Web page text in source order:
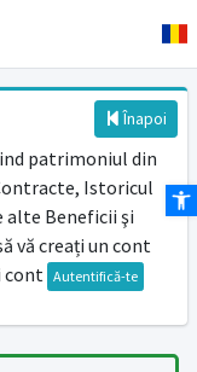
Înapoi
patrimoniul din
Istoricul
Beneficii şi
vă creați un cont
cont Autentifică-te